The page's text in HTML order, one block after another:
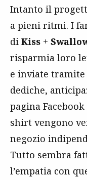
Intanto il
a pieni ritmi. I
di Kiss +
risparmia loro
e inviate
dediche,
pagina
shirt vengono
negozio
Tutto sembra
l’empatia con